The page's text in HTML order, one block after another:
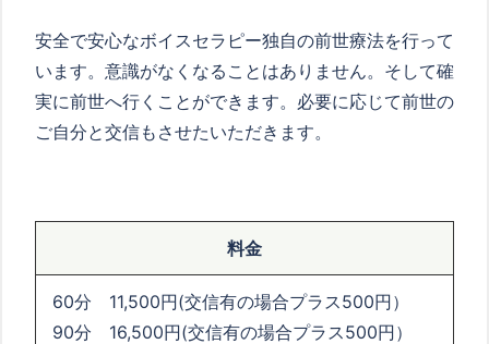
安全で安心なボイスセラピー独自の前世療法を行って
います。意識がなくなることはありません。そして確
実に前世へ行くことができます。必要に応じて前世の
ご自分と交信もさせたいただきます。
料金
60分 11,500円(交信有の場合プラス500円）
90分 16,500円(交信有の場合プラス500円）